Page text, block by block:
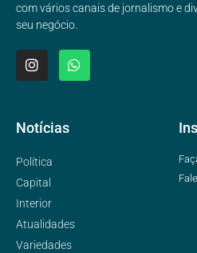
com vários canais de jornalismo e
seu negócio.
Notícias
Política
Capital
Interior
Atualidades
Variedades